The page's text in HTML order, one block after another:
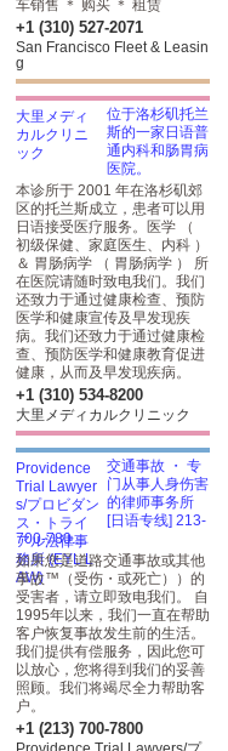
车销售 ＊ 购买 ＊ 租赁
+1 (310) 527-2071
San Francisco Fleet & Leasin
g
位于洛杉矶托兰
斯的一家日语普
通内科和肠胃病
医院。
本诊所于 2001 年在洛杉矶郊
区的托兰斯成立，患者可以用
日语接受医疗服务。医学 （
初级保健、家庭医生、内科 ）
＆ 胃肠病学 （ 胃肠病学 ） 所
在医院请随时致电我们。我们
还致力于通过健康检查、预防
医学和健康宣传及早发现疾
病。我们还致力于通过健康检
查、预防医学和健康教育促进
健康，从而及早发现疾病。
+1 (310) 534-8200
大里メディカルクリニック
交通事故 ・ 专
门从事人身伤害
的律师事务所
[日语专线] 213-
700-780...
如果您是道路交通事故或其他
事故™（受伤・或死亡））的
受害者，请立即致电我们。 自
1995年以来，我们一直在帮助
客户恢复事故发生前的生活。
我们提供有偿服务，因此您可
以放心，您将得到我们的妥善
照顾。我们将竭尽全力帮助客
户。
+1 (213) 700-7800